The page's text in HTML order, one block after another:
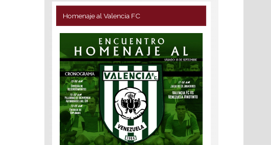
Homenaje al Valencia FC